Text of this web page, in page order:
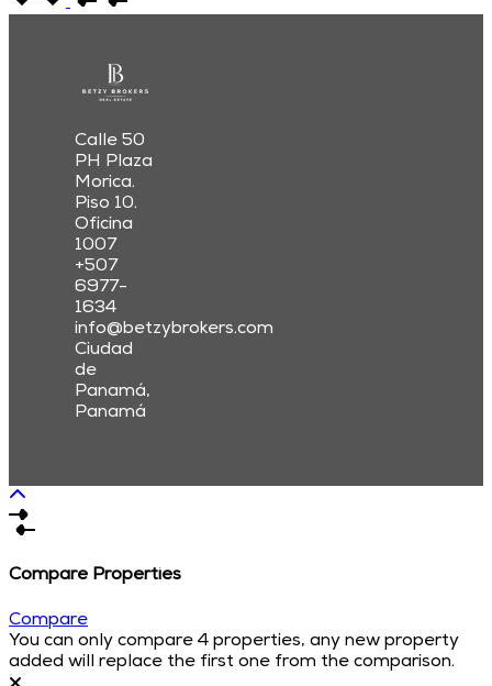
Calle 50
PH Plaza
Morica.
Piso 10.
Oficina
1007
+507
6977-
1634
info@betzybrokers.com
Ciudad
de
Panamá,
Panamá
Compare Properties
Compare
You can only compare 4 properties, any new property
added will replace the first one from the comparison.